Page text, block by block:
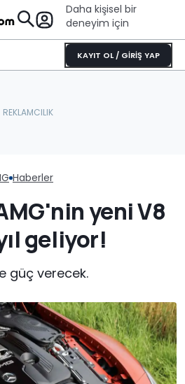
Daha kişisel bir
deneyim için
KAYIT OL / GİRİŞ YAP
Haberler
yeni V8
geliyor!
güç verecek.